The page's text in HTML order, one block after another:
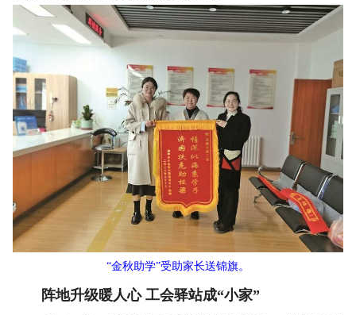
“金秋助学”受助家长送锦旗。
阵地升级暖人心 工会驿站成“小家”